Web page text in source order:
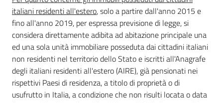
italiani residenti all'estero, solo a partire dall'anno 2015 e
fino all'anno 2019, per espressa previsione di legge, si
considera direttamente adibita ad abitazione principale una
ed una sola unità immobiliare posseduta dai cittadini italiani
non residenti nel territorio dello Stato e iscritti all'Anagrafe
degli italiani residenti all'estero (AIRE), già pensionati nei
rispettivi Paesi di residenza, a titolo di proprietà o di
usufrutto in Italia, a condizione che non risulti locata o data